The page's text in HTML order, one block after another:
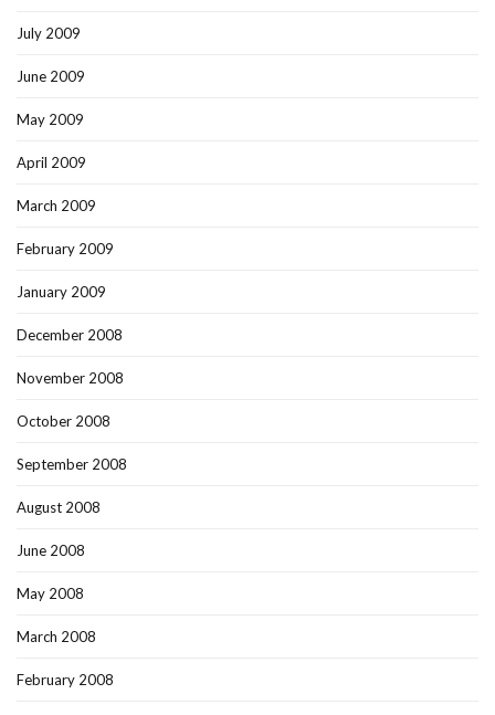
July 2009
June 2009
May 2009
April 2009
March 2009
February 2009
January 2009
December 2008
November 2008
October 2008
September 2008
August 2008
June 2008
May 2008
March 2008
February 2008